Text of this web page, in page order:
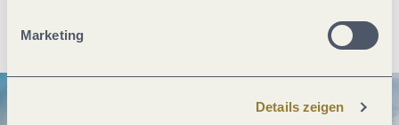
Marketing
Details zeigen
PDF erzeugen